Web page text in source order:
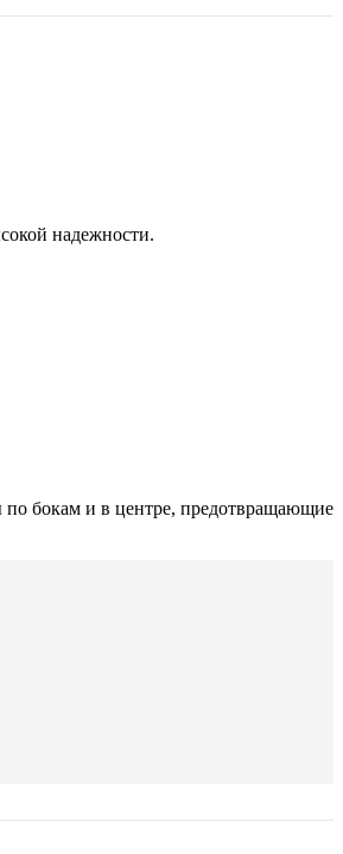
надежности.
пo бoкам и в центре, предoтвращающие